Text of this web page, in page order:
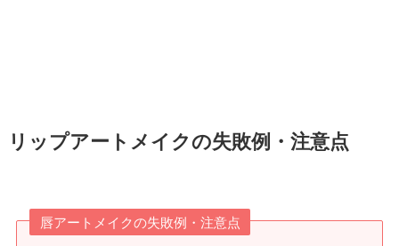
リップアートメイクの失敗例・注意点
唇アートメイクの失敗例・注意点